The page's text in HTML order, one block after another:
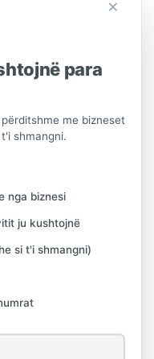
e pajisjes
fiskale të saj.
që nuk
ligjor i tyre.
në zbatimin
të na
me HelpDesk
nga
e Thirrjeve
×
para
me bizneset
shmangni.
nga biznesi
ju kushtojnë
si t'i shmangni)